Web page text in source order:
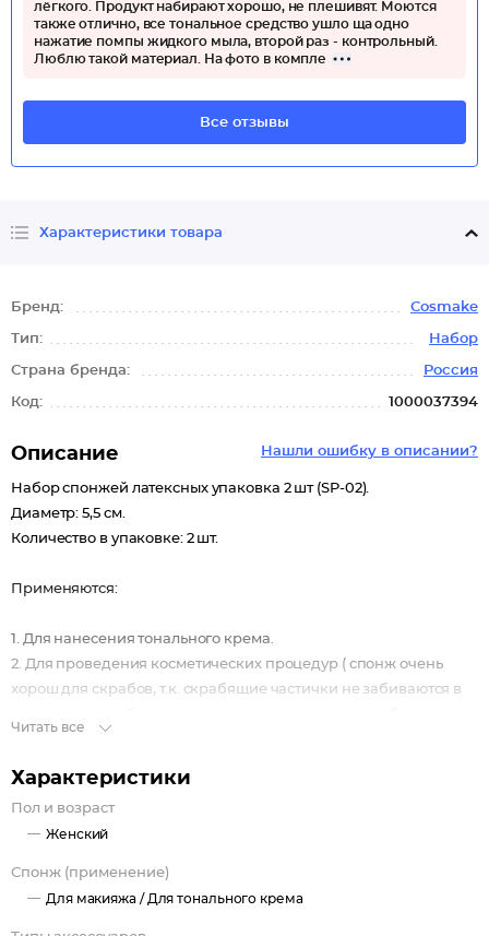
лёгкого. Продукт набирают хорошо, не плешивят. Моются
также отлично, все тональное средство ушло ща одно
нажатие помпы жидкого мыла, второй раз - контрольный.
Люблю такой материал. На фото в компле
Все отзывы
Характеристики товара
Бренд: Cosmake
Тип: Набор
Страна бренда: Россия
Код: 1000037394
Нашли ошибку в описании?
Описание
Набор спонжей латексных упаковка 2 шт (SP-02).
Диаметр: 5,5 см.
Количество в упаковке: 2 шт.
Применяются:
1. Для нанесения тонального крема.
2. Для проведения косметических процедур ( спонж очень
хорош для скрабов, т.к. скрабящие частички не забиваются в
Читать все
Характеристики
Пол и возраст
Женский
Спонж (применение)
Для макияжа / Для тонального крема